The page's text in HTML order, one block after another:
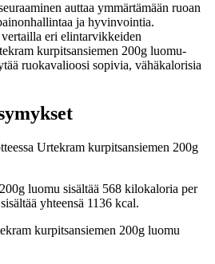
auttaa ymmärtämään ruoan
ja hyvinvointia.
eri elintarvikkeiden
kurpitsansiemen 200g luomu-
ruokavalioosi sopivia, vähäkalorisia
Urtekram kurpitsansiemen 200g
luomu sisältää 568 kilokaloria per
yhteensä 1136 kcal.
kurpitsansiemen 200g luomu